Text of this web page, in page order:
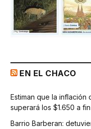
EN EL CHACO
Estiman que la
superará los $1.650 a
Barrio Barberan: